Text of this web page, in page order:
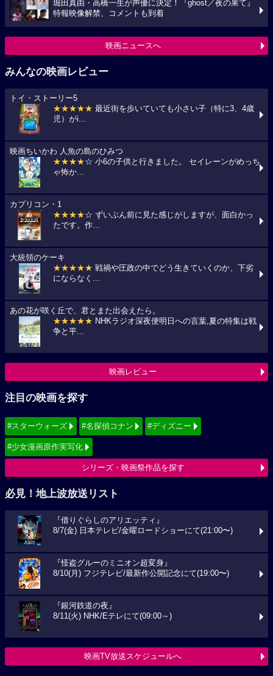
堀田真由・高橋一生が声優に決定！『ghost／夜の果て』
特報映像解禁、コメントも到着
映画ニュースへ
みんなの映画レビュー
トイ・ストーリー5
★★★★★ 最近街を歩いていても小さい子（特に3、4歳
児）がi...
映画ちいかわ 人魚の島のひみつ
★★★★☆ 小6の子供と行きました。 セイレーンがめっち
ゃ怖か...
カプリコン・1
★★★★☆ ずいぶん前に見た感じがしますが、面白かっ
たです。作...
大統領のケーキ
★★★★★ 戦禍や圧政の中でどう生きていくのか、下劣
にならなく...
あの花が咲く丘で、君とまた出会えたら。
★★★★★ NHKラジオ深夜便明日への言葉,夏の特集は戦
争と平...
映画レビュー
注目の映画を探す
#スターウォーズ #名探偵コナン #ディズニー
#少女漫画原作実写化
シリーズ・映画祭作品を探す
必見！地上波放送リスト
『借りぐらしのアリエッティ』
8/7(金) 日本テレビ/金曜ロードショーにて(21:00〜)
『怪盗グルーのミニオン超変身』
8/10(月) フジテレビ/最新作公開記念にて(19:00〜)
『銀河鉄道の夜』
8/11(火) NHK/Eテレにて(09:00～)
映画TV放送スケジュールへ